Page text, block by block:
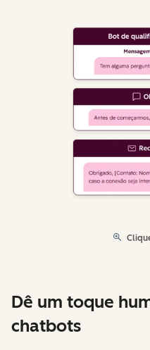
Dê um toque
chatbots